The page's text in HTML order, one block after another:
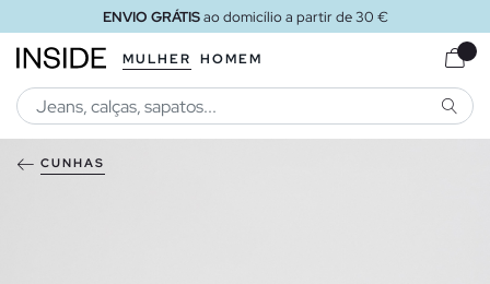
ENVIO GRÁTISao domicílio a partir de 30 €
MULHER HOMEM
CUNHAS